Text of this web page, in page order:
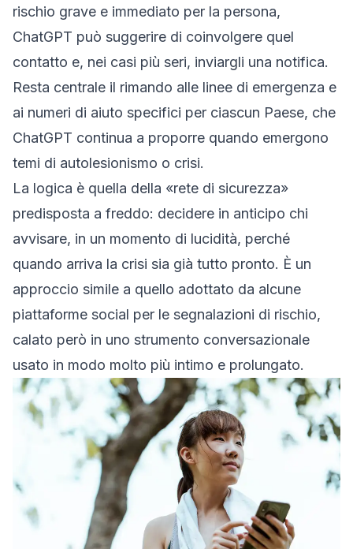
rischio grave e immediato per la persona,
ChatGPT può suggerire di coinvolgere quel
contatto e, nei casi più seri, inviargli una notifica.
Resta centrale il rimando alle linee di emergenza e
ai numeri di aiuto specifici per ciascun Paese, che
ChatGPT continua a proporre quando emergono
temi di autolesionismo o crisi.
La logica è quella della «rete di sicurezza»
predisposta a freddo: decidere in anticipo chi
avvisare, in un momento di lucidità, perché
quando arriva la crisi sia già tutto pronto. È un
approccio simile a quello adottato da alcune
piattaforme social per le segnalazioni di rischio,
calato però in uno strumento conversazionale
usato in modo molto più intimo e prolungato.